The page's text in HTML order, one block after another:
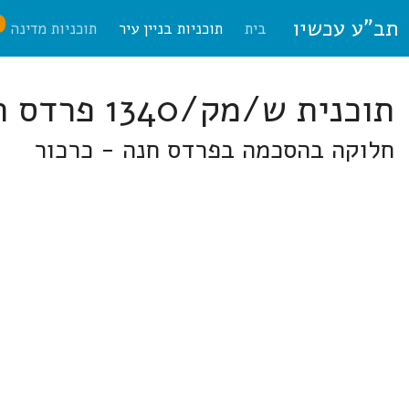
תב"ע עכשיו בית תוכניות בניין עיר תוכניות מדינה
תוכנית ש/מק/1340 פרדס חנה-כרכור
חלוקה בהסכמה בפרדס חנה - כרכור